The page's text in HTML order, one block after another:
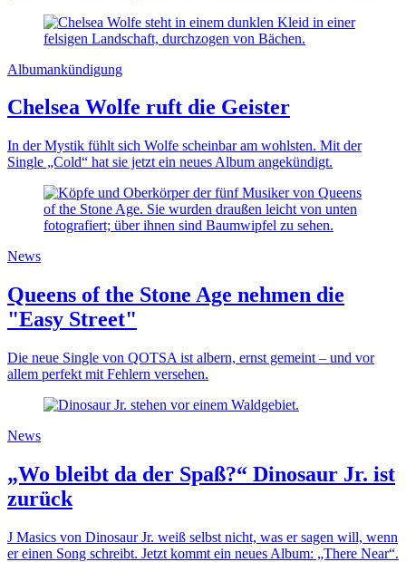
Albumankündigung
Chelsea Wolfe ruft die Geister
In der Mystik fühlt sich Wolfe scheinbar am wohlsten. Mit der
Single „Cold“ hat sie jetzt ein neues Album angekündigt.
News
Queens of the Stone Age nehmen die
"Easy Street"
Die neue Single von QOTSA ist albern, ernst gemeint – und vor
allem perfekt mit Fehlern versehen.
News
„Wo bleibt da der Spaß?“ Dinosaur Jr. ist
zurück
J Masics von Dinosaur Jr. weiß selbst nicht, was er sagen will, wenn
er einen Song schreibt. Jetzt kommt ein neues Album: „There Near“.